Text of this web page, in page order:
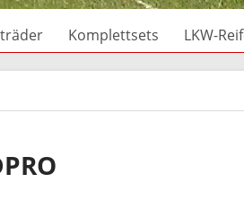
Komplettsets LKW-